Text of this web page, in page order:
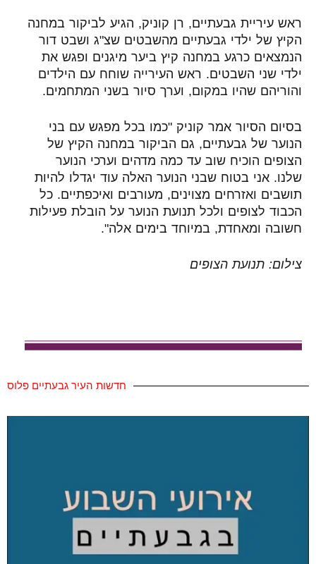
ראש עיריית גבעתיים, רן קוניק, הגיע לביקור במחנה
הקיץ של ילדי גבעתיים מהשבטים שצ"ג ושבט דור
הנמצאים כרגע במחנה קיץ ביער מיגנים ופגש את
ילדי שני השבטים. ראש העירייה שוחח עם הילדים
והוריהם שהיו במקום, וערך סיור בשני המתחמים.
בסיום הסיור אמר קוניק "כמו בכל מפגש עם בני
הנוער של גבעתיים, גם הביקור במחנה הקיץ של
הצופים הוכיח שוב עד כמה מדהים וערכי הנוער
שלנו. אני בטוח שבני הנוער האלה עוד יגדלו להיות
תושבים ואזרחים מצוינים, מעורבים ואיכפתיים. כל
הכבוד לצופים ולכל תנועת הנוער על הובלת פעילות
חשובה ומאחדת, במיוחד בימים אלה".
צילום: תנועת הצופים
חדשות העיר גבעתיים פלוס